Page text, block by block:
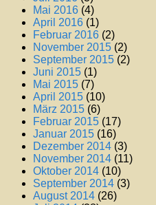
Mai 2016 (4)
April 2016 (1)
Februar 2016 (2)
November 2015 (2)
September 2015 (2)
Juni 2015 (1)
Mai 2015 (7)
April 2015 (10)
März 2015 (6)
Februar 2015 (17)
Januar 2015 (16)
Dezember 2014 (3)
November 2014 (11)
Oktober 2014 (10)
September 2014 (3)
August 2014 (26)